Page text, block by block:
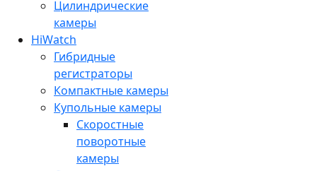
Цилиндрические
камеры
HiWatch
Гибридные
регистраторы
Компактные камеры
Купольные камеры
Скоростные
поворотные
камеры